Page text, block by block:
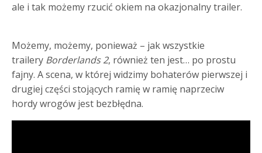
ale i tak możemy rzucić okiem na okazjonalny trailer.
Możemy, możemy, ponieważ – jak wszystkie
trailery Borderlands 2, również ten jest… po prostu
fajny. A scena, w której widzimy bohaterów pierwszej i
drugiej części stojących ramię w ramię naprzeciw
hordy wrogów jest bezbłędna.